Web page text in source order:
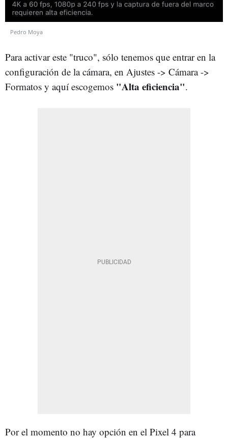
Pedro Moya
Para activar este "truco", sólo tenemos que entrar en la
configuración de la cámara, en Ajustes -> Cámara ->
Formatos y aquí escogemos "Alta eficiencia".
Por el momento no hay opción en el Pixel 4 para